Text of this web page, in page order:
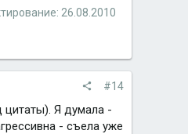
26.08.2010
#14
цитаты). Я думала -
- съела уже